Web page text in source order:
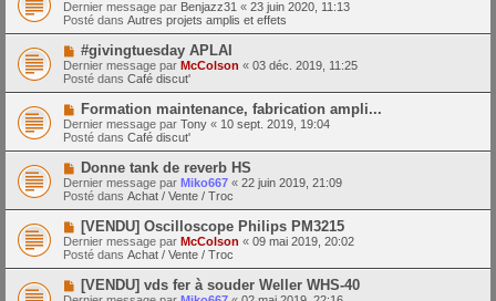
s
a
g
u
m
e
s
s
a
g
e
u
v
a
u
m
e
s
a
g
e
Dernier message par Benjazz31 « 23 juin 2020, 11:13
Posté dans Autres projets amplis et effets
N
o
u
v
e
a
u
m
e
s
a
g
e
#givingtuesday APLAI
Dernier message par McColson « 03 déc. 2019, 11:25
Posté dans Café discut'
N
o
u
v
e
a
u
m
e
s
a
g
e
Formation maintenance, fabrication ampli...
Dernier message par Tony « 10 sept. 2019, 19:04
Posté dans Café discut'
N
o
u
v
e
u
m
e
s
Donne tank de reverb HS
Dernier message par Miko667 « 22 juin 2019, 21:09
Posté dans Achat / Vente / Troc
N
o
u
v
e
[VENDU] Oscilloscope Philips PM3215
Dernier message par McColson « 09 mai 2019, 20:02
Posté dans Achat / Vente / Troc
N
o
[VENDU] vds fer à souder Weller WHS-40